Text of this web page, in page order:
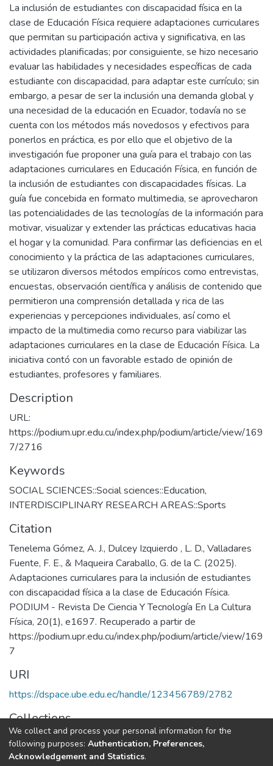
La inclusión de estudiantes con discapacidad física en la
clase de Educación Física requiere adaptaciones curriculares
que permitan su participación activa y significativa, en las
actividades planificadas; por consiguiente, se hizo necesario
evaluar las habilidades y necesidades específicas de cada
estudiante con discapacidad, para adaptar este currículo; sin
embargo, a pesar de ser la inclusión una demanda global y
una necesidad de la educación en Ecuador, todavía no se
cuenta con los métodos más novedosos y efectivos para
ponerlos en práctica, es por ello que el objetivo de la
investigación fue proponer una guía para el trabajo con las
adaptaciones curriculares en Educación Física, en función de
la inclusión de estudiantes con discapacidades físicas. La
guía fue concebida en formato multimedia, se aprovecharon
las potencialidades de las tecnologías de la información para
motivar, visualizar y extender las prácticas educativas hacia
el hogar y la comunidad. Para confirmar las deficiencias en el
conocimiento y la práctica de las adaptaciones curriculares,
se utilizaron diversos métodos empíricos como entrevistas,
encuestas, observación científica y análisis de contenido que
permitieron una comprensión detallada y rica de las
experiencias y percepciones individuales, así como el
impacto de la multimedia como recurso para viabilizar las
adaptaciones curriculares en la clase de Educación Física. La
iniciativa contó con un favorable estado de opinión de
estudiantes, profesores y familiares.
Description
URL:
https://podium.upr.edu.cu/index.php/podium/article/view/169
7/2716
Keywords
SOCIAL SCIENCES::Social sciences::Education,
INTERDISCIPLINARY RESEARCH AREAS::Sports
Citation
Tenelema Gómez, A. J., Dulcey Izquierdo , L. D., Valladares
Fuente, F. E., & Maqueira Caraballo, G. de la C. (2025).
Adaptaciones curriculares para la inclusión de estudiantes
con discapacidad física a la clase de Educación Física.
PODIUM - Revista De Ciencia Y Tecnología En La Cultura
Física, 20(1), e1697. Recuperado a partir de
https://podium.upr.edu.cu/index.php/podium/article/view/169
7
URI
https://dspace.ube.edu.ec/handle/123456789/2782
Collections
Artículos Científicos
We collect and process your personal information for the
following purposes: Authentication, Preferences,
Acknowledgement and Statistics.